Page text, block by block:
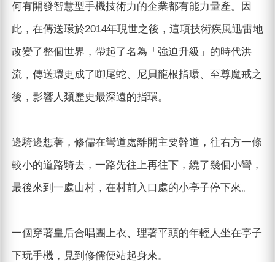
何有開發智慧型手機技術力的企業都有能力量產。因
此，在傳送環於2014年現世之後，這項技術疾風迅雷地
改變了整個世界，帶起了名為「強迫升級」的時代洪
流，傳送環更成了啣尾蛇、尼貝龍根指環、至尊魔戒之
後，影響人類歷史最深遠的指環。
邊騎邊想著，修儒在彎道處離開主要幹道，往右方一條
較小的道路騎去，一路先往上再往下，繞了幾個小彎，
最後來到一處山村，在村前入口處的小亭子停下來。
一個穿著皇后合唱團上衣、理著平頭的年輕人坐在亭子
下玩手機，見到修儒便站起身來。